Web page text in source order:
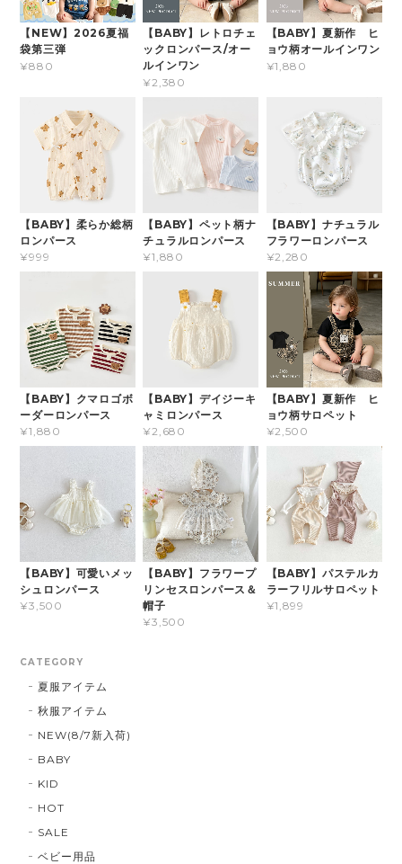
【NEW】2026夏福
袋第三弾
¥880
【BABY】レトロチェ
ックロンパース/オー
ルインワン
¥2,380
【BABY】夏新作 ヒ
ョウ柄オールインワン
¥1,880
【BABY】柔らか総柄
ロンパース
¥999
【BABY】ペット柄ナ
チュラルロンパース
¥1,880
【BABY】ナチュラル
フラワーロンパース
¥2,280
【BABY】クマロゴボ
ーダーロンパース
¥1,880
【BABY】デイジーキ
ャミロンパース
¥2,680
【BABY】夏新作 ヒ
ョウ柄サロペット
¥2,500
【BABY】可愛いメッ
シュロンパース
¥3,500
【BABY】フラワープ
リンセスロンパース＆
帽子
¥3,500
【BABY】パステルカ
ラーフリルサロペット
¥1,899
CATEGORY
夏服アイテム
秋服アイテム
NEW(8/7新入荷)
BABY
KID
HOT
SALE
ベビー用品